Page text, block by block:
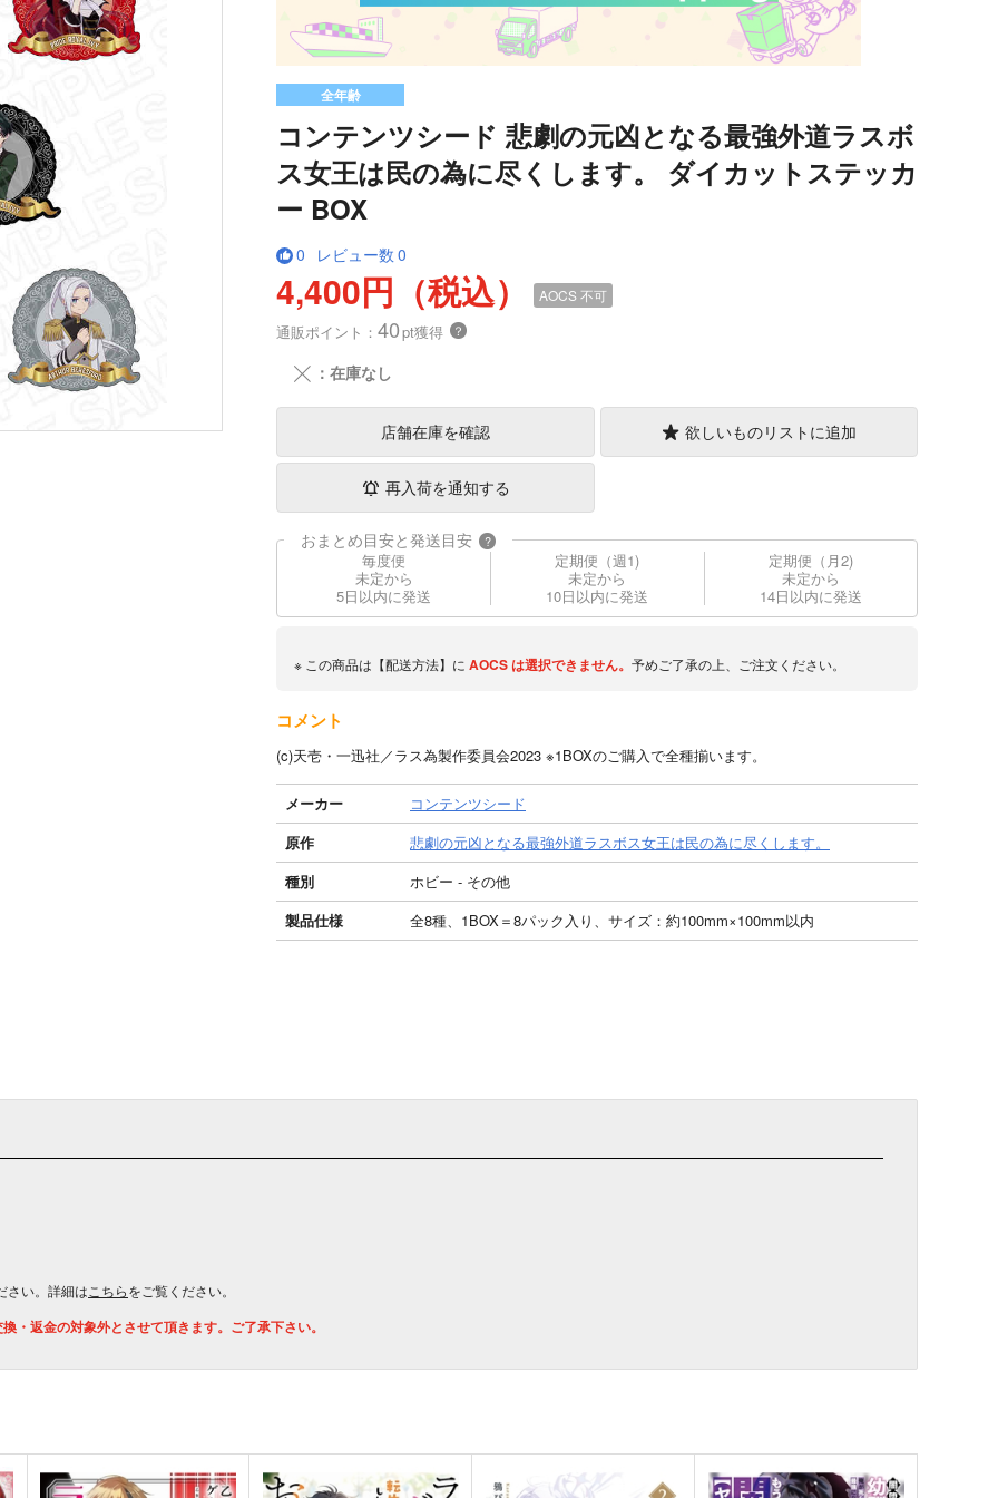
全年齢
コンテンツシード 悲劇の元凶となる最強外道ラスボ
ス女王は民の為に尽くします。 ダイカットステッカ
ー BOX
0 レビュー数 0
4,400円（税込） AOCS不可
通販ポイント： 40pt獲得 ？
╳ ：在庫なし
店舗在庫を確認 欲しいものリストに追加
再入荷を通知する
おまとめ目安と発送目安 ?
毎度便
未定から
5日以内に発送
定期便（週1)
未定から
10日以内に発送
定期便（月2)
未定から
14日以内に発送
※ この商品は【配送方法】に AOCSは選択できません。 予めご了承の上、ご注文ください。
コメント
(c)天壱・一迅社／ラス為製作委員会2023 ※1BOXのご購入で全種揃います。
メーカー
コンテンツシード
原作
悲劇の元凶となる最強外道ラスボス女王は民の為に尽くします。
種別
ホビー - その他
製品仕様
全8種、1BOX＝8パック入り、サイズ：約100mm×100mm以内
さい。詳細は こちらをご覧ください。
・返金の対象外とさせて頂きます。ご了承下さい。